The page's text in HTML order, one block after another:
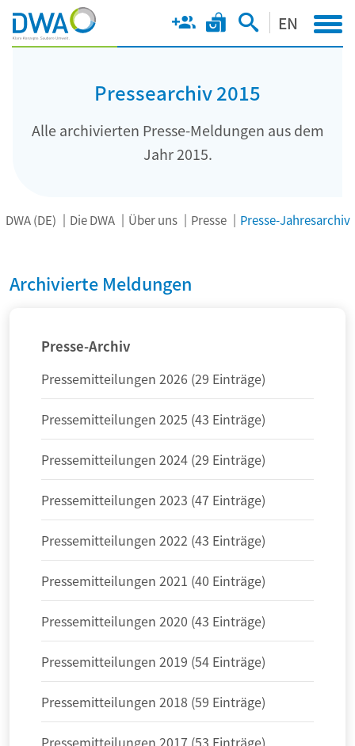
EN
Pressearchiv 2015
Alle archivierten Presse-Meldungen aus dem
Jahr 2015.
DWA (DE) Die DWA Über uns Presse Presse-Jahresarchiv
Archivierte Meldungen
Presse-Archiv
Pressemitteilungen 2026 (29 Einträge)
Pressemitteilungen 2025 (43 Einträge)
Pressemitteilungen 2024 (29 Einträge)
Pressemitteilungen 2023 (47 Einträge)
Pressemitteilungen 2022 (43 Einträge)
Pressemitteilungen 2021 (40 Einträge)
Pressemitteilungen 2020 (43 Einträge)
Pressemitteilungen 2019 (54 Einträge)
Pressemitteilungen 2018 (59 Einträge)
Pressemitteilungen 2017 (53 Einträge)